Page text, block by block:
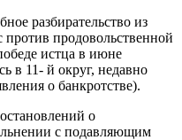
разбирательство из
продовольственной
истца в июне
в 11- й округ, недавно
о банкротстве).
о
с подавляющим